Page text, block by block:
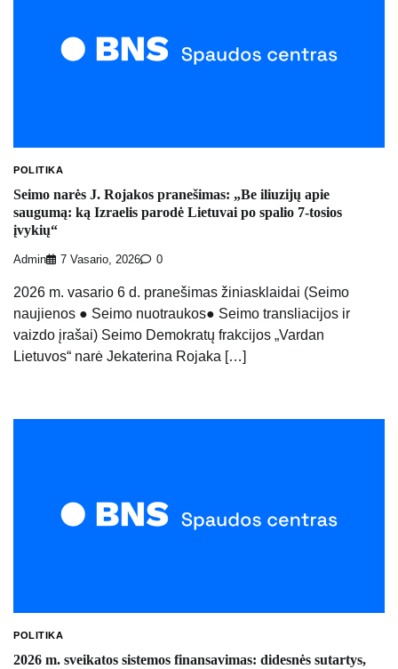
POLITIKA
Seimo narės J. Rojakos pranešimas: „Be iliuzijų apie
saugumą: ką Izraelis parodė Lietuvai po spalio 7-tosios
įvykių“
Admin 7 Vasario, 2026 0
2026 m. vasario 6 d. pranešimas žiniasklaidai (Seimo
naujienos ● Seimo nuotraukos● Seimo transliacijos ir
vaizdo įrašai) Seimo Demokratų frakcijos „Vardan
Lietuvos“ narė Jekaterina Rojaka […]
POLITIKA
2026 m. sveikatos sistemos finansavimas: didesnės sutartys,